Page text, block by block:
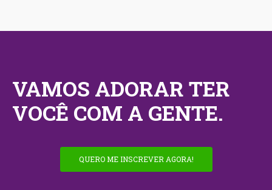
VAMOS ADORAR TER
VOCÊ COM A GENTE.
QUERO ME INSCREVER AGORA!